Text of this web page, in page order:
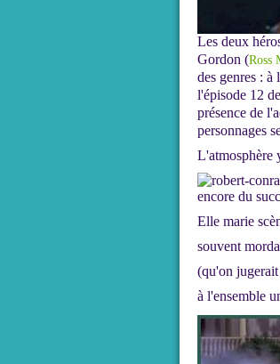
Les deux
Gordon (Ross
des genres : à
l'épisode 12
présence de
personnages
L'atmosphère
encore du
Elle marie
souvent
(qu'on
à l'ensemble